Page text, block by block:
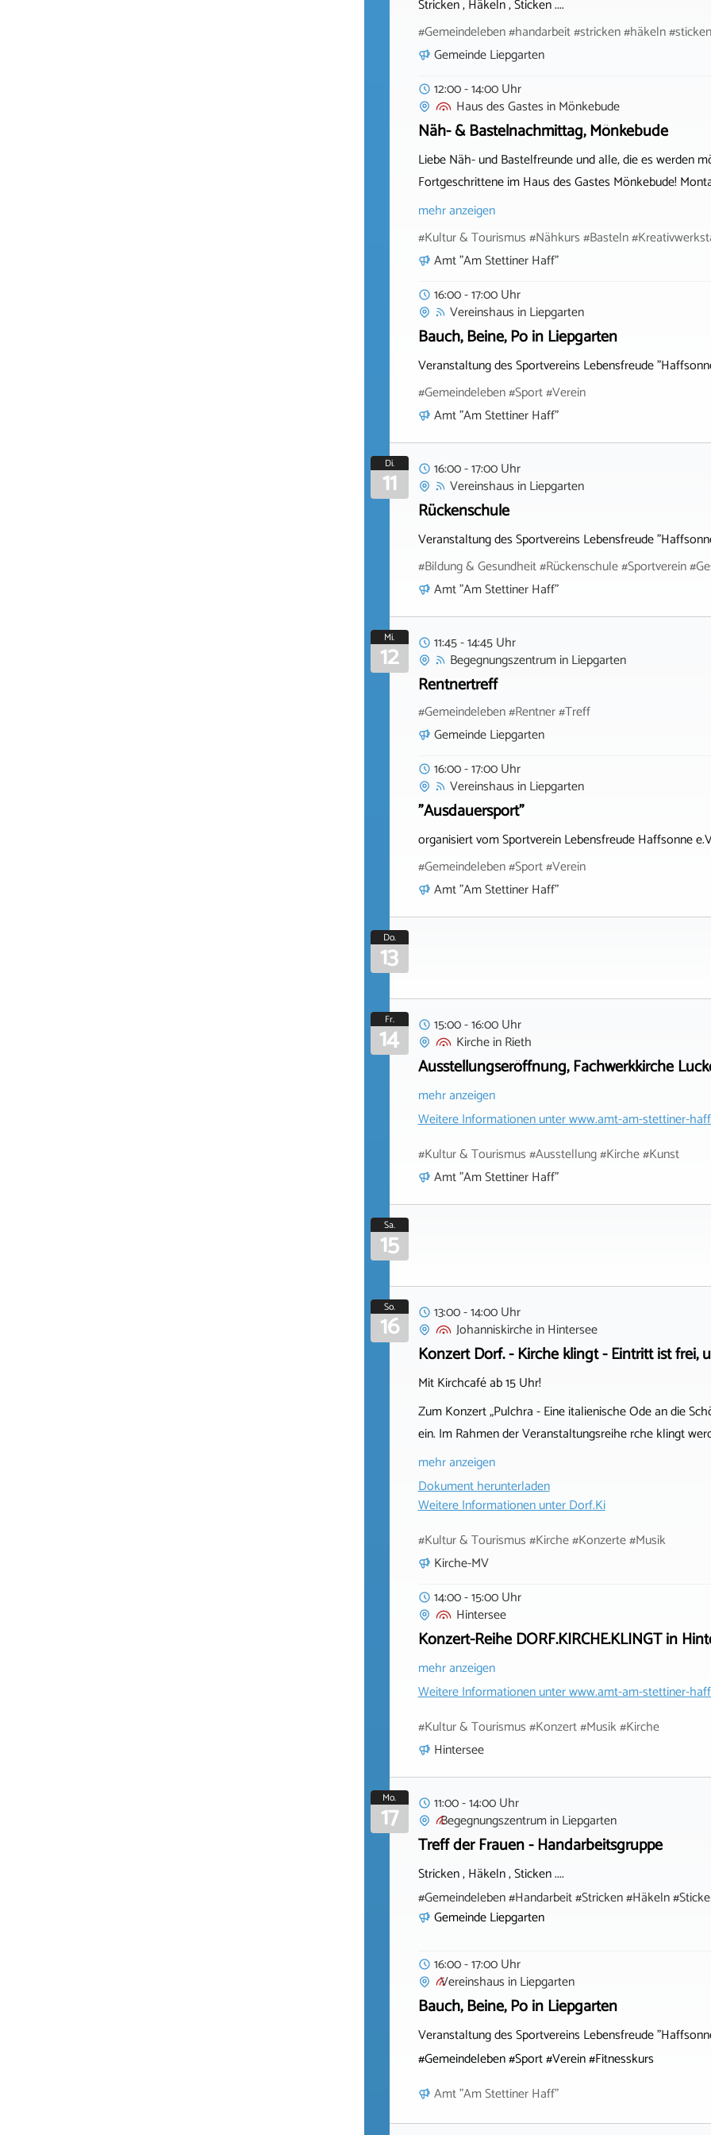
Stricken , Häkeln , Sticken ....
#Gemeindeleben #handarbeit #stricken #häkeln #sticken
Gemeinde Liepgarten
12:00 - 14:00 Uhr
Haus des Gastes inMönkebude
Näh- & Bastelnachmittag, Mönkebude
Liebe Näh- und Bastelfreunde und alle, die es werden
Fortgeschrittene im Haus des Gastes Mönkebude!
mehr anzeigen
#Kultur & Tourismus #Nähkurs #Basteln
Amt "Am Stettiner Haff"
16:00 - 17:00 Uhr
Vereinshaus inLiepgarten
Bauch, Beine, Po in Liepgarten
Veranstaltung des Sportvereins Lebensfreude
#Gemeindeleben #Sport #Verein
Amt "Am Stettiner Haff"
Di.
11
16:00 - 17:00 Uhr
Vereinshaus inLiepgarten
Rückenschule
Veranstaltung des Sportvereins Lebensfreude
#Bildung & Gesundheit #Rückenschule #Sportverein
Amt "Am Stettiner Haff"
Mi.
12
11:45 - 14:45 Uhr
BegegnungszentruminLiepgarten
Rentnertreff
#Gemeindeleben #Rentner #Treff
Gemeinde Liepgarten
16:00 - 17:00 Uhr
Vereinshaus inLiepgarten
"Ausdauersport"
organisiert vom Sportverein Lebensfreude Haffsonne
#Gemeindeleben #Sport #Verein
Amt "Am Stettiner Haff"
Do.
13
Fr.
14
15:00 - 16:00 Uhr
KircheinRieth
Ausstellungseröffnung, Fachwerkkirche
mehr anzeigen
Weitere Informationen unterwww.amt-am-stettiner-
#Kultur & Tourismus #Ausstellung #Kirche #Kunst
Amt "Am Stettiner Haff"
Sa.
15
So.
16
13:00 - 14:00 Uhr
JohanniskircheinHintersee
Konzert Dorf. - Kirche klingt - Eintritt ist frei,
Mit Kirchcafé ab 15 Uhr!
Zum Konzert „Pulchra - Eine italienische Ode an die
ein. Im Rahmen der Veranstaltungsreihe rche klingt
mehr anzeigen
Dokument herunterladen
Weitere Informationen unterDorf.Ki
#Kultur & Tourismus #Kirche #Konzerte #Musik
Kirche-MV
14:00 - 15:00 Uhr
Hintersee
Konzert-Reihe DORF.KIRCHE.KLINGT in
mehr anzeigen
Weitere Informationen unterwww.amt-am-stettiner-
#Kultur & Tourismus #Konzert #Musik #Kirche
Hintersee
Mo.
17
11:00 - 14:00 Uhr
BegegnungszentruminLiepgarten
Treff der Frauen - Handarbeitsgruppe
Stricken , Häkeln , Sticken ....
#Gemeindeleben #Handarbeit #Stricken #Häkeln
Gemeinde Liepgarten
16:00 - 17:00 Uhr
Vereinshaus inLiepgarten
Bauch, Beine, Po in Liepgarten
Veranstaltung des Sportvereins Lebensfreude
#Gemeindeleben #Sport #Verein #Fitnesskurs
Amt "Am Stettiner Haff"